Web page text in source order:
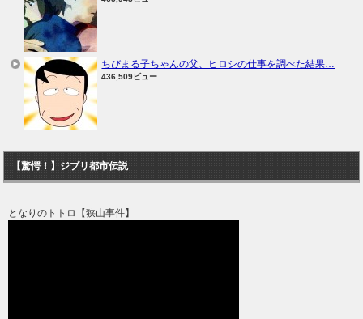
ちびまる子ちゃんの父、ヒロシの仕事を調べた結果…
436,509ビュー
【驚愕！】ジブリ都市伝説
となりのトトロ【狭山事件】